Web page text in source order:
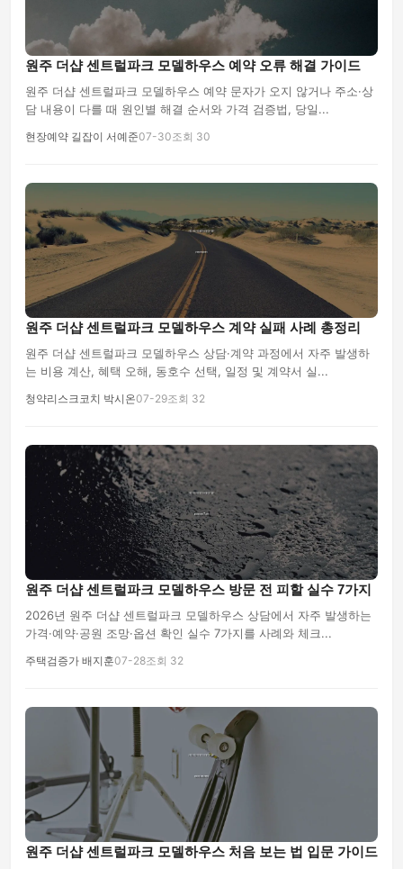
원주 더샵 센트럴파크 모델하우스 예약 오류 해결 가이드
원주 더샵 센트럴파크 모델하우스 예약 문자가 오지 않거나 주소·상
담 내용이 다를 때 원인별 해결 순서와 가격 검증법, 당일...
현장예약 길잡이 서예준07-30조회 30
원주 더샵 센트럴파크 모델하우스 계약 실패 사례 총정리
원주 더샵 센트럴파크 모델하우스 상담·계약 과정에서 자주 발생하
는 비용 계산, 혜택 오해, 동호수 선택, 일정 및 계약서 실...
청약리스크코치 박시온07-29조회 32
원주 더샵 센트럴파크 모델하우스 방문 전 피할 실수 7가지
2026년 원주 더샵 센트럴파크 모델하우스 상담에서 자주 발생하는
가격·예약·공원 조망·옵션 확인 실수 7가지를 사례와 체크...
주택검증가 배지훈07-28조회 32
원주 더샵 센트럴파크 모델하우스 처음 보는 법 입문 가이드